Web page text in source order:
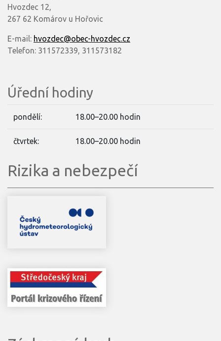
Hvozdec 12,
267 62 Komárov u Hořovic
E-mail: hvozdec@obec-hvozdec.cz
Telefon: 311572339, 311573182
Úřední hodiny
pondělí: 18.00–20.00 hodin
čtvrtek: 18.00–20.00 hodin
Rizika a nebezpečí